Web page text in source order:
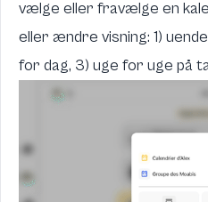
vælge eller fravælge en
eller ændre visning: 1)
for dag, 3) uge for uge på